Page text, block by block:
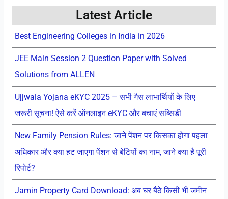
Latest Article
Best Engineering Colleges in India in 2026
JEE Main Session 2 Question Paper with Solved
Solutions from ALLEN
Ujjwala Yojana eKYC 2025 – सभी गैस लाभार्थियों के लिए
जरूरी सूचना! ऐसे करें ऑनलाइन eKYC और बचाएं सब्सिडी
New Family Pension Rules: जाने पेंशन पर किसका होगा पहला
अधिकार और क्या हट जाएगा पेंशन से बेटियों का नाम, जाने क्या है पूरी
रिपोर्ट?
Jamin Property Card Download: अब घर बैठे किसी भी जमीन